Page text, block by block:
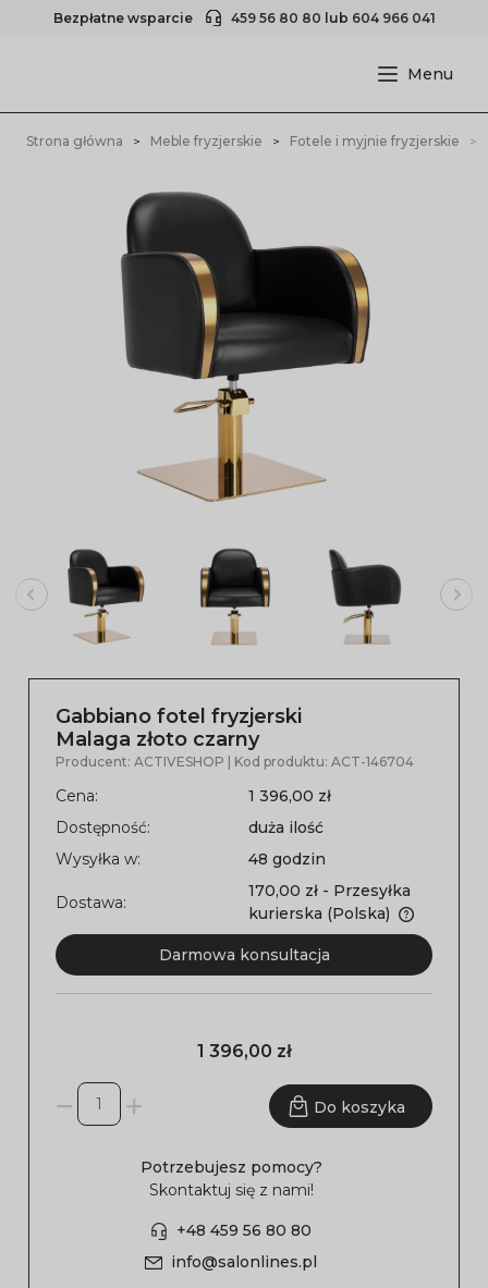
Bezpłatne wsparcie 459 56 80 80 lub 604 966 041
Strona główna Meble fryzjerskie Fotele i myjnie fryzjerskie
Gabbiano fotel fryzjerski
Malaga złoto czarny
Producent: ACTIVESHOP | Kod produktu: ACT-146704
Cena:
1 396,00 zł
Dostępność:
duża ilość
Wysyłka w:
48 godzin
Dostawa:
170,00 zł - Przesyłka
kurierska (Polska)
Darmowa konsultacja
1 396,00 zł
Do koszyka
Potrzebujesz pomocy?
Skontaktuj się z nami!
+48 459 56 80 80
info@salonlines.pl